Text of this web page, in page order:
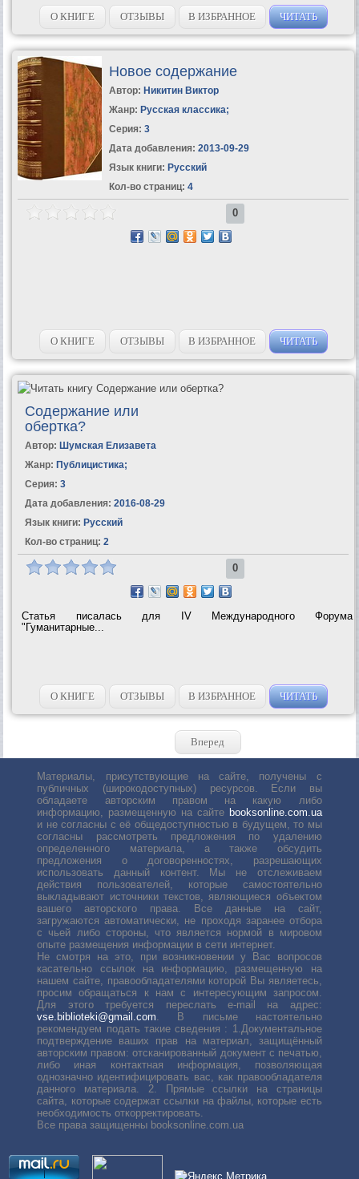
О КНИГЕ
ОТЗЫВЫ В ИЗБРАННОЕ ЧИТАТЬ
Новое содержание
Автор: Никитин Виктор
Жанр: Русская классика;
Серия: 3
Дата добавления: 2013-09-29
Язык книги: Русский
Кол-во страниц: 4
0
О КНИГЕ ОТЗЫВЫ В ИЗБРАННОЕ ЧИТАТЬ
Содержание или
обертка?
Автор: Шумская Елизавета
Жанр: Публицистика;
Серия: 3
Дата добавления: 2016-08-29
Язык книги: Русский
Кол-во страниц: 2
0
Статья писалась для IV Международного Форума
"Гуманитарные...
О КНИГЕ ОТЗЫВЫ В ИЗБРАННОЕ ЧИТАТЬ
Вперед
Материалы, присутствующие на сайте, получены с
публичных (широкодоступных) ресурсов. Если вы
обладаете авторским правом на какую либо
информацию, размещенную на сайте booksonline.com.ua
и не согласны с её общедоступностью в будущем, то мы
согласны рассмотреть предложения по удалению
определенного материала, а также обсудить
предложения о договоренностях, разрешающих
использовать данный контент. Мы не отслеживаем
действия пользователей, которые самостоятельно
выкладывают источники текстов, являющиеся объектом
вашего авторского права. Все данные на сайт,
загружаются автоматически, не проходя заранее отбора
с чьей либо стороны, что является нормой в мировом
опыте размещения информации в сети интернет.
Не смотря на это, при возникновении у Вас вопросов
касательно ссылок на информацию, размещенную на
нашем сайте, правообладателями которой Вы являетесь,
просим обращаться к нам с интересующим запросом.
Для этого требуется переслать е-mail на адрес:
vse.biblioteki@gmail.com . В письме настоятельно
рекомендуем подать такие сведения : 1.Документальное
подтверждение ваших прав на материал, защищённый
авторским правом: отсканированный документ с печатью,
либо иная контактная информация, позволяющая
однозначно идентифицировать вас, как правообладателя
данного материала. 2. Прямые ссылки на страницы
сайта, которые содержат ссылки на файлы, которые есть
необходимость откорректировать.
Все права защищенны booksonline.com.ua